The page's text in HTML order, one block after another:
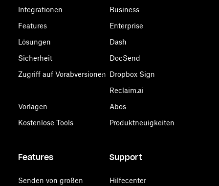
Integrationen
Features
Lösungen
Sicherheit
Zugriff auf Vorabversionen
Vorlagen
Kostenlose Tools
Business
Enterprise
Dash
DocSend
Dropbox Sign
Reclaim.ai
Abos
Produktneuigkeiten
Features
Senden von großen
Support
Hilfecenter